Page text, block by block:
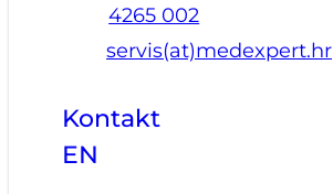
4265 002
servis(at)medexpert.hr
Kontakt
EN